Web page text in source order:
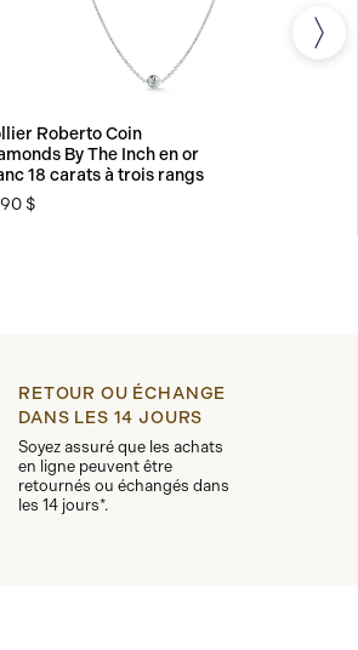
Roberto Coin
By The Inch en or
18 carats à trois rangs
$
RETOUR OU ÉCHANGE
DANS LES 14 JOURS
Soyez assuré que les achats
en ligne peuvent être
retournés ou échangés dans
les 14 jours*.